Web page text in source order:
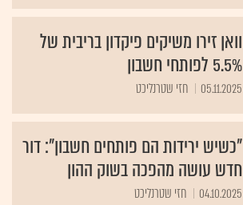
וואן זירו משיקים פיקדון בריבית של
5.5% לפותחי חשבון
05.11.2025 חזי שטרנליכט
"כשיש ירידות הם פותחים חשבון": דור
חדש עושה מהפכה בשוק ההון
04.10.2025 חזי שטרנליכט